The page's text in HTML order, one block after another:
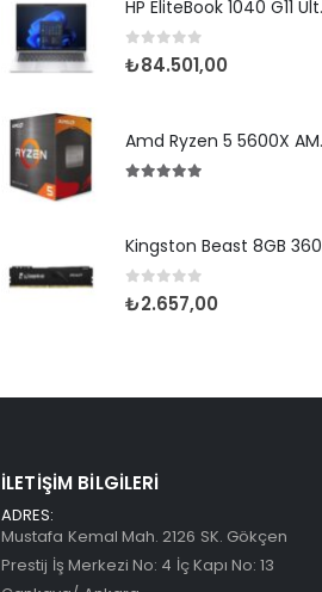
HP
0 5 üzerinden
₺84.501,00
Amd
0 5 üzerinden
₺2.657,00
İLETIŞIM BILGILERI
ADRES:
Mustafa Kemal Mah. 2126 SK. Gökçen
Prestij İş Merkezi No: 4 İç Kapı No: 13